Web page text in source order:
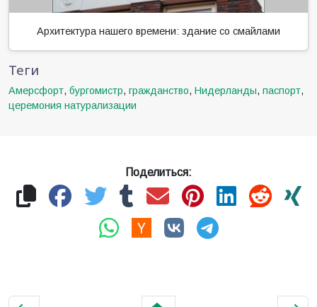
Архитектура нашего времени: здание со смайлами
Теги
Амерсфорт, бургомистр, гражданство, Нидерланды, паспорт,
церемония натурализации
Поделиться: